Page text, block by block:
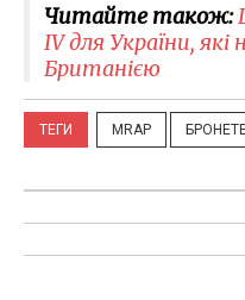
Читайте також:
IV для України,
Британією
ТЕГИ MRAP